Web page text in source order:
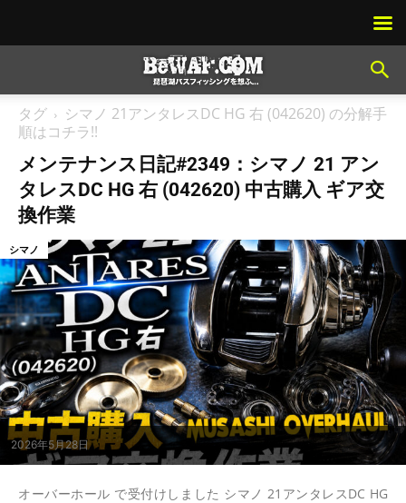
タグ
シマノ 21アンタレスDC HG 右 (042620) の分解手
順はコチラ!!
メンテナンス日記#2349：シマノ 21 アン
タレスDC HG 右 (042620) 中古購入 ギア交
換作業
2026年5月28日
シマノ
オーバーホール で受付けしました シマノ 21アンタレスDC HG